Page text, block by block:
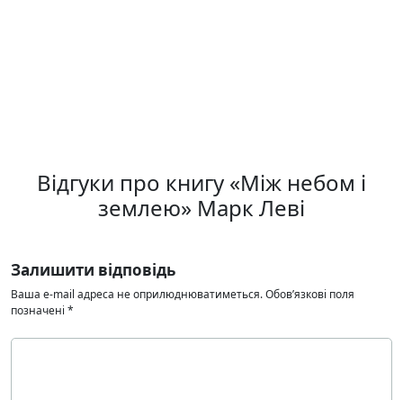
Відгуки про книгу «Між небом і
землею» Марк Леві
Залишити відповідь
Ваша e-mail адреса не оприлюднюватиметься.Обов’язкові поля
позначені *